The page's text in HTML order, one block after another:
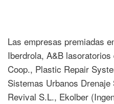
Las empresas premiadas
Iberdrola, A&B
Coop., Plastic Repair
Sistemas Urbanos
Revival S.L., Ekolber